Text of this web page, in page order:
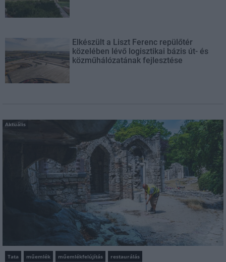
Elkészült a Liszt Ferenc repülőtér
közelében lévő logisztikai bázis út- és
közműhálózatának fejlesztése
Aktuális
Tata műemlék műemlékfelújítás restaurálás